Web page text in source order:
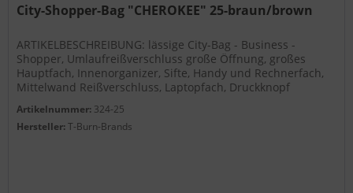
City-Shopper-Bag "CHEROKEE" 25-braun/brown
ARTIKELBESCHREIBUNG: lässige City-Bag - Business -
Shopper, Umlaufreißverschluss große Öffnung, großes
Hauptfach, Innenorganizer, Sifte, Handy und Rechnerfach,
Mittelwand Reißverschluss, Laptopfach, Druckknopf
Artikelnummer: 324-25
Hersteller:T-Burn-Brands